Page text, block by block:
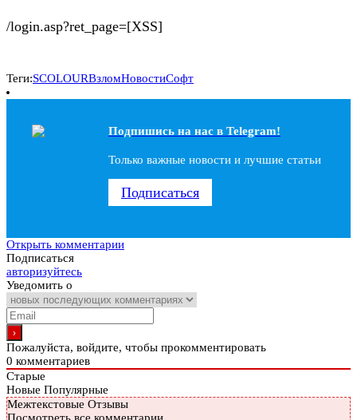
/login.asp?ret_page=[XSS]
Теги:SCOLOURВзломНовостиСофт
Подпишись на наc в Telegram!
Только важные новости и лучшие статьи
Подписаться
Открыть комментарии
Подписаться
авторизуйтесь
Уведомить о
Пожалуйста, войдите, чтобы прокомментировать
0 комментариев
Старые
Новые Популярные
Межтекстовые Отзывы